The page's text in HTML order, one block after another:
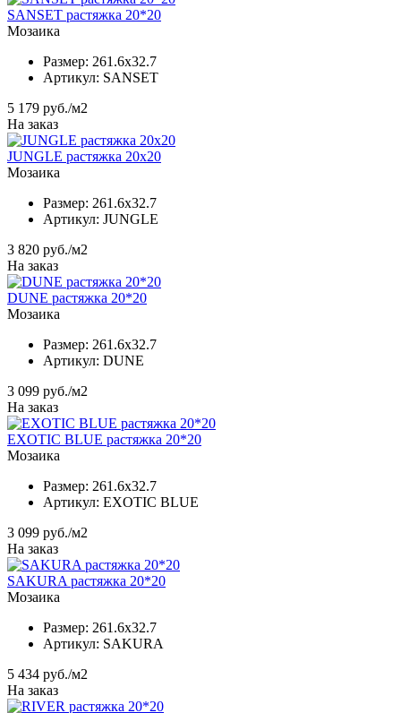
SANSET растяжка 20*20
Мозаика
Размер: 261.6x32.7
Артикул: SANSET
5 179 руб./м2
На заказ
JUNGLE растяжка 20х20
Мозаика
Размер: 261.6x32.7
Артикул: JUNGLE
3 820 руб./м2
На заказ
DUNE растяжка 20*20
Мозаика
Размер: 261.6x32.7
Артикул: DUNE
3 099 руб./м2
На заказ
EXOTIC BLUE растяжка 20*20
Мозаика
Размер: 261.6x32.7
Артикул: EXOTIC BLUE
3 099 руб./м2
На заказ
SAKURA растяжка 20*20
Мозаика
Размер: 261.6x32.7
Артикул: SAKURA
5 434 руб./м2
На заказ